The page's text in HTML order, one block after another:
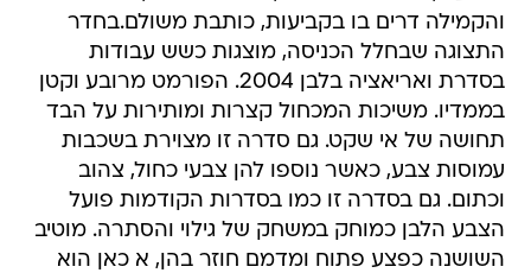
והקמילה דרים בו בקביעות, כותבת משולם.בחדר
התצוגה שבחלל הכניסה, מוצגות כשש עבודות
בסדרת ואריאציה בלבן 2004. הפורמט מרובע וקטן
בממדיו. משיכות המכחול קצרות ומותירות על הבד
תחושה של אי שקט. גם סדרה זו מצוירת בשכבות
עמוסות צבע, כאשר נוספו להן צבעי כחול, צהוב
וכתום. גם בסדרה זו כמו בסדרות הקודמות פועל
הצבע הלבן כמוחק במשחק של גילוי והסתרה. מוטיב
השושנה כפצע פתוח ומדמם חוזר בהן, א כאן הוא